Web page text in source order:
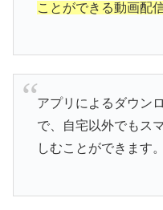
ことができる動画配
アプリによるダウン
で、自宅以外でもス
しむことができます。